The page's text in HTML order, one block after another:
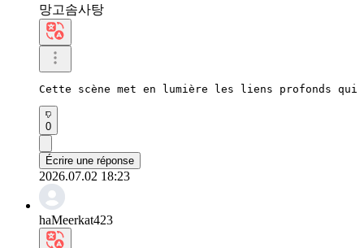
망고솜사탕
Cette scène met en lumière les liens profonds qui
0
Écrire une réponse
2026.07.02 18:23
haMeerkat423